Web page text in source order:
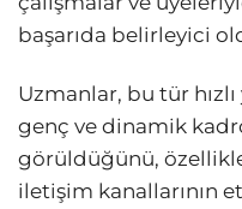
başarıda belirleyici
Uzmanlar, bu tür
genç ve dinamik
görüldüğünü,
iletişim kanallarının